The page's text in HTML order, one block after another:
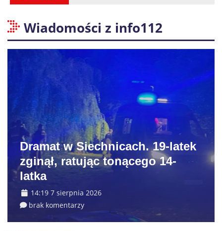
Wiadomości z info112
Dramat w Siechnicach. 19-latek
zginął, ratując tonącego 14-
latka
14:19 7 sierpnia 2026
brak komentarzy